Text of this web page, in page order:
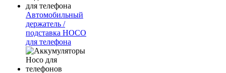
Автомобильный
держатель /
подставка HOCO
для телефона